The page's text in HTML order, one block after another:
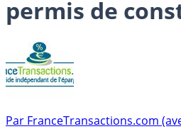
permis de
Par FranceTransactions.com